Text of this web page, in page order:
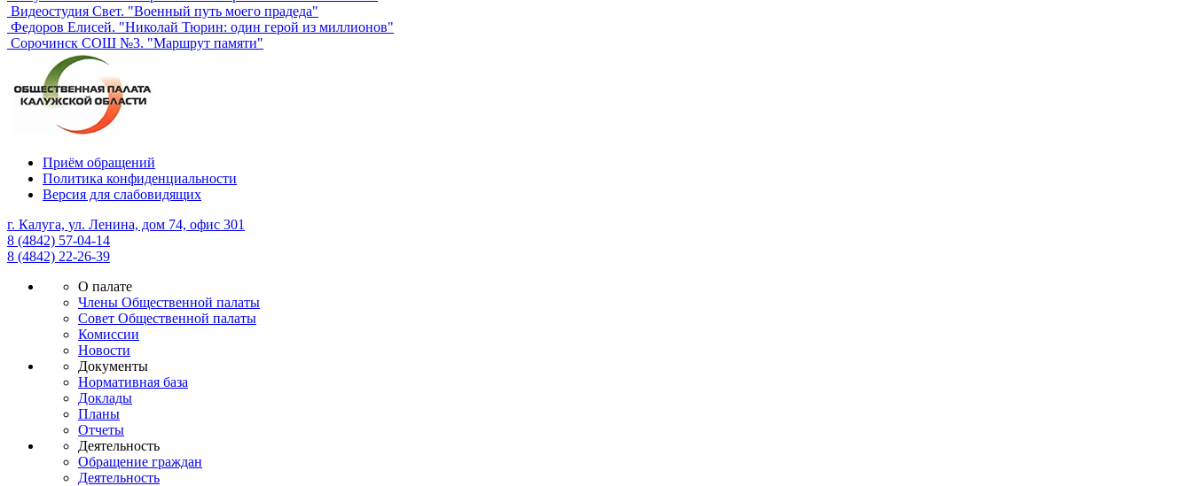
Видеостудия Свет. "Военный путь моего прадеда"
Федоров Елисей. "Николай Тюрин: один герой из миллионов"
Сорочинск СОШ №3. "Маршрут памяти"
Приём обращений
Политика конфиденциальности
Версия для слабовидящих
г. Калуга, ул. Ленина, дом 74, офис 301
8 (4842) 57-04-14
8 (4842) 22-26-39
О палате
Члены Общественной палаты
Совет Общественной палаты
Комиссии
Новости
Документы
Нормативная база
Доклады
Планы
Отчеты
Деятельность
Обращение граждан
Деятельность